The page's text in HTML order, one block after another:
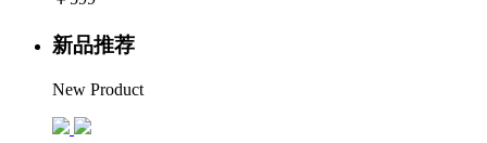
新品推荐
New Product